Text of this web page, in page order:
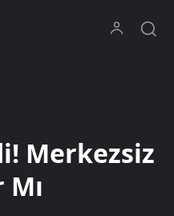
Merkezsiz